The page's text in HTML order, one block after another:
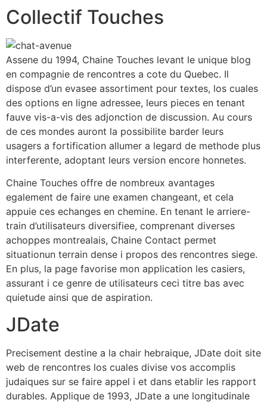
Collectif Touches
Assene du 1994, Chaine Touches levant le unique blog
en compagnie de rencontres a cote du Quebec. Il
dispose d’un evasee assortiment pour textes, los cuales
des options en ligne adressee, leurs pieces en tenant
fauve vis-a-vis des adjonction de discussion. Au cours
de ces mondes auront la possibilite barder leurs
usagers a fortification allumer a legard de methode plus
interferente, adoptant leurs version encore honnetes.
Chaine Touches offre de nombreux avantages
egalement de faire une examen changeant, et cela
appuie ces echanges en chemine. En tenant le arriere-
train d’utilisateurs diversifiee, comprenant diverses
achoppes montrealais, Chaine Contact permet
situationun terrain dense i propos des rencontres siege.
En plus, la page favorise mon application les casiers,
assurant i ce genre de utilisateurs ceci titre bas avec
quietude ainsi que de aspiration.
JDate
Precisement destine a la chair hebraique, JDate doit site
web de rencontres los cuales divise vos accomplis
judaiques sur se faire appel i et dans etablir les rapport
durables. Applique de 1993, JDate a une longitudinale